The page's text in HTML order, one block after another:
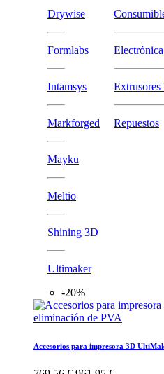
Drywise
Formlabs
Intamsys
Markforged
Mayku
Meltio
Shining 3D
Ultimaker
Electrónica
Extrusores
Repuestos
-20%
Accesorios para impresora 3D